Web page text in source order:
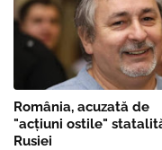
România, acuzată de
"acțiuni ostile"
Rusiei